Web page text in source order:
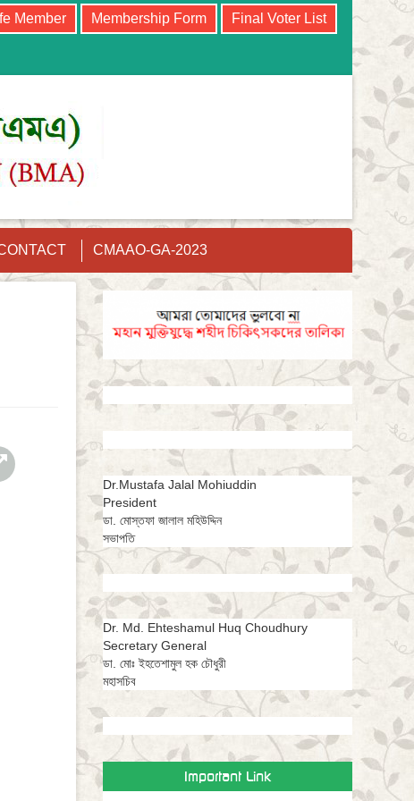
Member Membership Form Final Voter List
CMAAO-GA-2023
Dr.Mustafa Jalal Mohiuddin
President
ডা. মোস্তফা জালাল মহিউদ্দিন
সভাপতি
Dr. Md. Ehteshamul Huq Choudhury
Secretary General
ডা. মোঃ ইহতেশামুল হক চৌধুরী
মহাসচিব
Important Link